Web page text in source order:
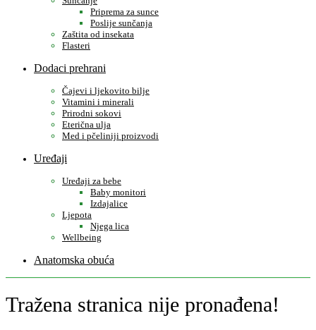
Priprema za sunce
Poslije sunčanja
Zaštita od insekata
Flasteri
Dodaci prehrani
Čajevi i ljekovito bilje
Vitamini i minerali
Prirodni sokovi
Eterična ulja
Med i pčeliniji proizvodi
Uređaji
Uređaji za bebe
Baby monitori
Izdajalice
Ljepota
Njega lica
Wellbeing
Anatomska obuća
Tražena stranica nije pronađena!